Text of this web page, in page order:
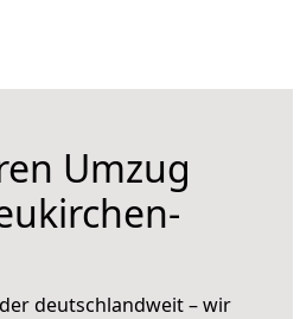
Umzug
deutschlandweit – wir